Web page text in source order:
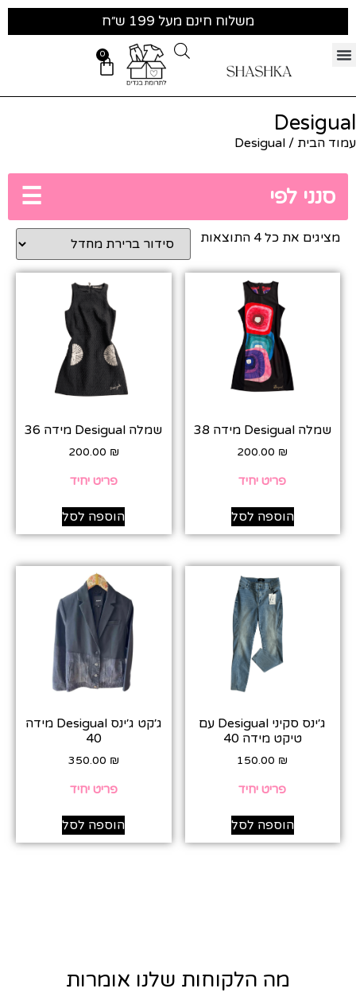
משלוח חינם מעל 199 ש״ח
0
Desigual
עמוד הבית / Desigual
סנני לפי ☰
מציגים את כל ⁦4⁩ התוצאות
שמלה Desigual מידה 38
200.00 ₪
פריט יחיד
הוספה לסל
שמלה Desigual מידה 36
200.00 ₪
פריט יחיד
הוספה לסל
ג׳ינס סקיני Desigual עם
טיקט מידה 40
150.00 ₪
פריט יחיד
הוספה לסל
ג׳קט ג׳ינס Desigual מידה
40
350.00 ₪
פריט יחיד
הוספה לסל
מה הלקוחות שלנו אומרות